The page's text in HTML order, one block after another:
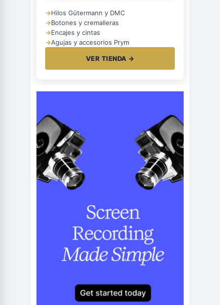
→Hilos Gütermann y DMC
→Botones y cremalleras
→Encajes y cintas
→Agujas y accesorios Prym
VER TIENDA →